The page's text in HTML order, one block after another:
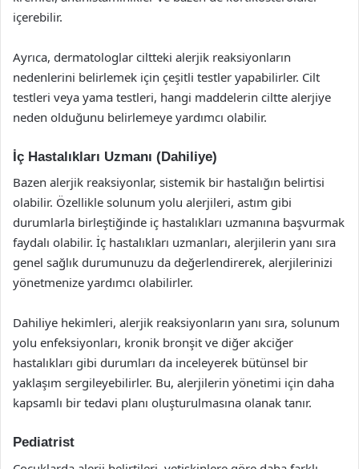
içerebilir.
Ayrıca, dermatologlar ciltteki alerjik reaksiyonların
nedenlerini belirlemek için çeşitli testler yapabilirler. Cilt
testleri veya yama testleri, hangi maddelerin ciltte alerjiye
neden olduğunu belirlemeye yardımcı olabilir.
İç Hastalıkları Uzmanı (Dahiliye)
Bazen alerjik reaksiyonlar, sistemik bir hastalığın belirtisi
olabilir. Özellikle solunum yolu alerjileri, astım gibi
durumlarla birleştiğinde iç hastalıkları uzmanına başvurmak
faydalı olabilir. İç hastalıkları uzmanları, alerjilerin yanı sıra
genel sağlık durumunuzu da değerlendirerek, alerjilerinizi
yönetmenize yardımcı olabilirler.
Dahiliye hekimleri, alerjik reaksiyonların yanı sıra, solunum
yolu enfeksiyonları, kronik bronşit ve diğer akciğer
hastalıkları gibi durumları da inceleyerek bütünsel bir
yaklaşım sergileyebilirler. Bu, alerjilerin yönetimi için daha
kapsamlı bir tedavi planı oluşturulmasına olanak tanır.
Pediatrist